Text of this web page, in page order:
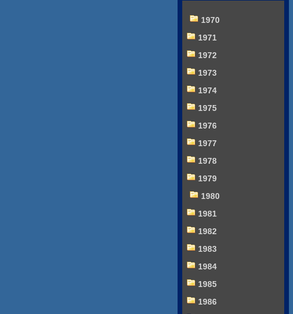
1970
1971
1972
1973
1974
1975
1976
1977
1978
1979
1980
1981
1982
1983
1984
1985
1986